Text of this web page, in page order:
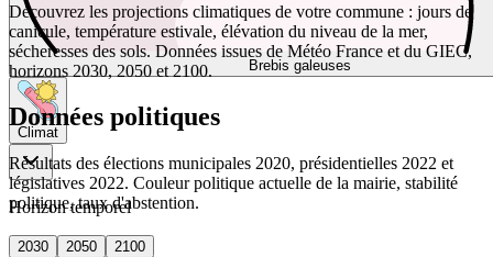
Brebis galeuses
Climat
Horizon temporel
2030 2050
2100
Découvrez les projections climatiques de votre commune : jours de
canicule, température estivale, élévation du niveau de la mer,
sécheresses des sols. Données issues de Météo France et du GIEC,
horizons 2030, 2050 et 2100.
Données politiques
Résultats des élections municipales 2020, présidentielles 2022 et
législatives 2022. Couleur politique actuelle de la mairie, stabilité
politique, taux d'abstention.